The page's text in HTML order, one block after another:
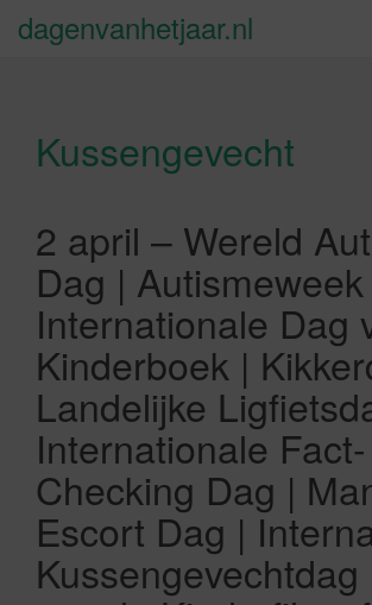
dagenvanhetjaar.nl
Kussengevecht
2 april – Wereld
Dag | Autismeweek
Internationale Dag
Kinderboek |
Landelijke
Internationale Fact-
Checking Dag |
Escort Dag |
Kussengevechtdag